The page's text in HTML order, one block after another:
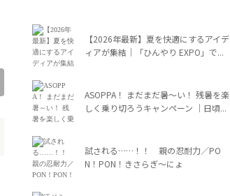
【2026年最新】夏を快適にするアイデ
ィアが集結｜「ひんやり EXPO」で...
ASOPPA！ まだまだ暑～い！ 残暑を楽
しく乗り切ろうキャンペーン ｜日頃...
試される……！！ 親の忍耐力／PO
N！PON！きさらぎ～にょ